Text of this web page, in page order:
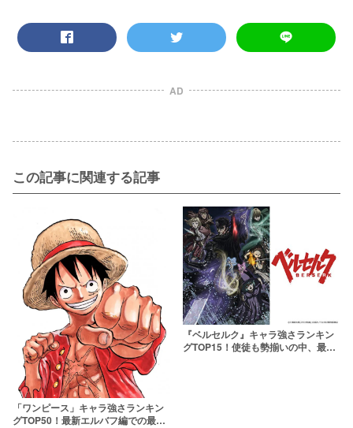
AD
この記事に関連する記事
「ワンピース」キャラ強さランキン
グTOP50！最新エルバフ編での最強
『ベルセルク』キャラ強さランキン
グTOP15！使徒も勢揃いの中、最強